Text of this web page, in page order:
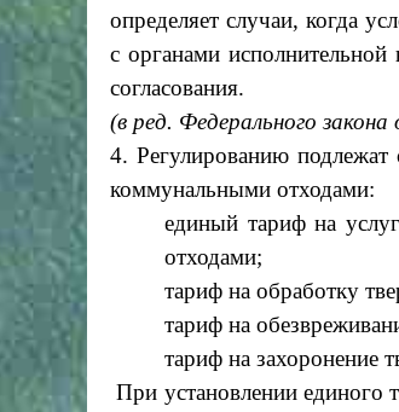
определяет случаи, когда
с органами исполнительной
согласования.
(в ред. Федерального
4. Регулированию
коммунальными отходами:
единый тариф на
отходами;
тариф на обработку
тариф на
тариф на захоронение
При установлении единого